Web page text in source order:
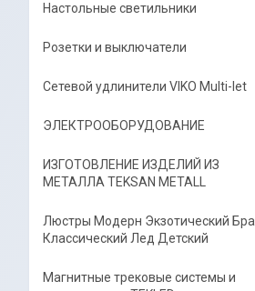
Настольные светильники
Розетки и выключатели
Сетевой удлинители VIKO Multi-let
ЭЛЕКТРООБОРУДОВАНИЕ
ИЗГОТОВЛЕНИЕ ИЗДЕЛИЙ ИЗ
МЕТАЛЛА TEKSAN METALL
Люстры Модерн Экзотический Бра
Классический Лед Детский
Магнитные трековые системы и